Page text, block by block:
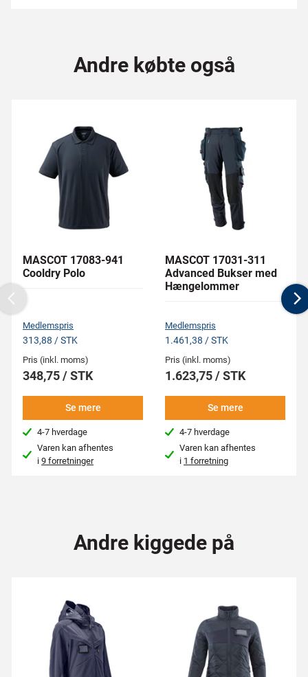
Andre købte også
MASCOT 17083-941
Cooldry Polo
Medlemspris
313,88 / STK
Pris (inkl. moms)
348,75 / STK
Se mere
4-7 hverdage
Varen kan afhentes
i9 forretninger
MASCOT 17031-311
Advanced Bukser med
Hængelommer
Medlemspris
1.461,38 / STK
Pris (inkl. moms)
1.623,75 / STK
Se mere
4-7 hverdage
Varen kan afhentes
i 1 forretning
Previous
Andre kiggede på